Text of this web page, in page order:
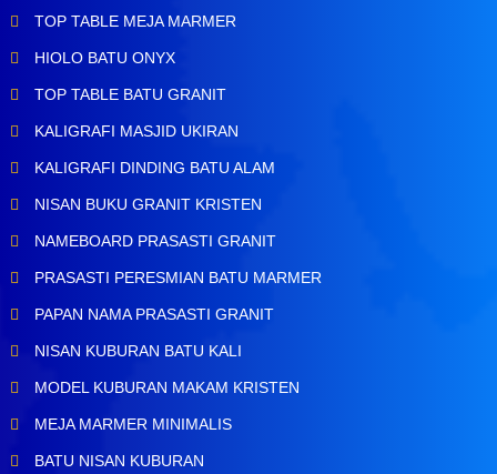
TOP TABLE MEJA MARMER
HIOLO BATU ONYX
TOP TABLE BATU GRANIT
KALIGRAFI MASJID UKIRAN
KALIGRAFI DINDING BATU ALAM
NISAN BUKU GRANIT KRISTEN
NAMEBOARD PRASASTI GRANIT
PRASASTI PERESMIAN BATU MARMER
PAPAN NAMA PRASASTI GRANIT
NISAN KUBURAN BATU KALI
MODEL KUBURAN MAKAM KRISTEN
MEJA MARMER MINIMALIS
BATU NISAN KUBURAN